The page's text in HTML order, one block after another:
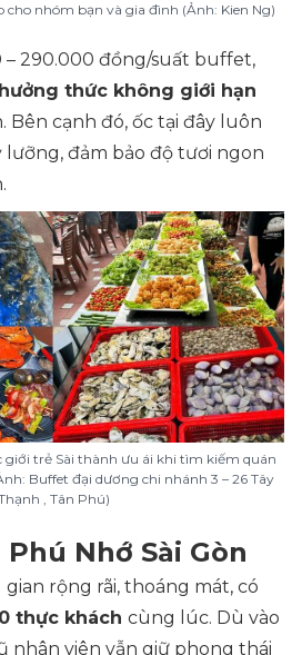
nhóm bạn và gia đình (Ảnh: Kien Ng)
– 290.000 đồng/suất buffet,
thức không giới hạn
Bên cạnh đó, ốc tại đây luôn
đảm bảo độ tươi ngon
giới trẻ Sài thành ưu ái khi tìm kiếm quán
Buffet đại dương chi nhánh 3 – 26 Tây
, Tân Phú)
Nhớ Sài Gòn
rộng rãi, thoáng mát, có
thực khách cùng lúc. Dù vào
nhân viên vẫn giữ phong thái